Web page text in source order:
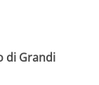
di Grandi